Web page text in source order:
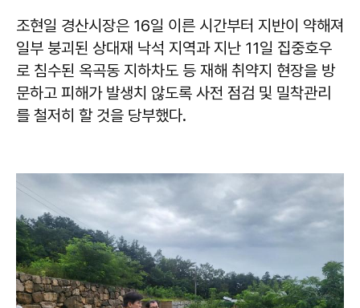
조현일 경산시장은 16일 이른 시간부터 지반이 약해져
일부 붕괴된 상대재 낙석 지역과 지난 11일 집중호우
로 침수된 옥곡동 지하차도 등 재해 취약지 현장을 방
문하고 피해가 발생치 않도록 사전 점검 및 밀착관리
를 철저히 할 것을 당부했다.